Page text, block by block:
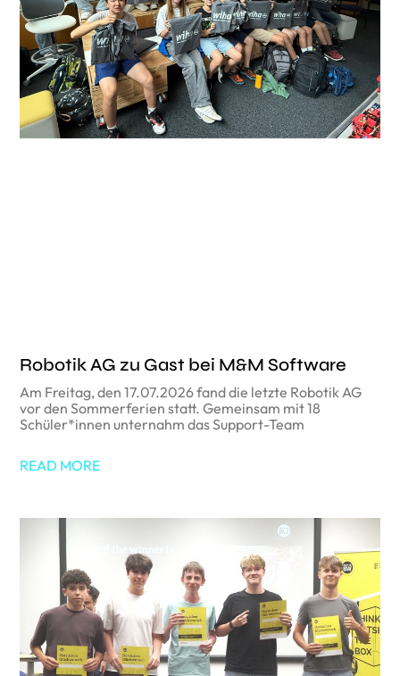
Robotik AG zu Gast bei M&M Software
Am Freitag, den 17.07.2026 fand die letzte Robotik AG
vor den Sommerferien statt. Gemeinsam mit 18
Schüler*innen unternahm das Support-Team
READ MORE